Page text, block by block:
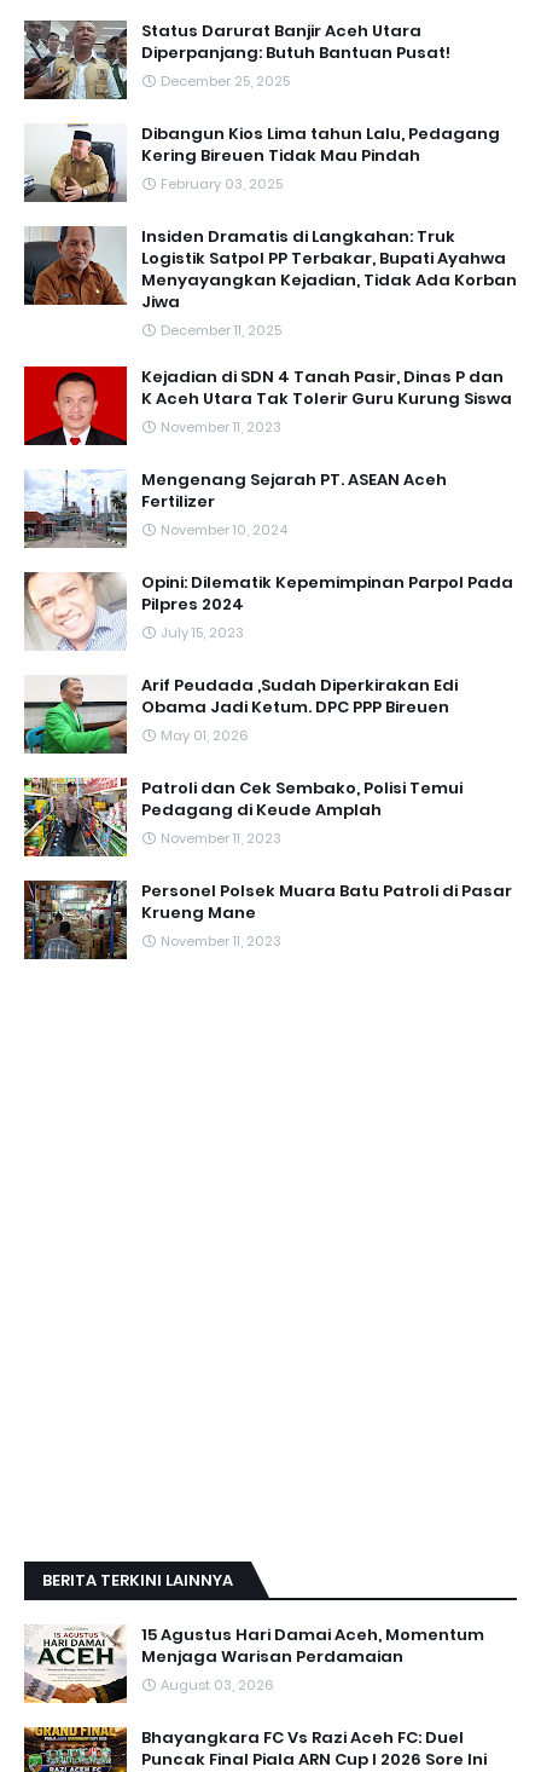
Status Darurat Banjir Aceh Utara
Diperpanjang: Butuh Bantuan Pusat!
December 25, 2025
Dibangun Kios Lima tahun Lalu, Pedagang
Kering Bireuen Tidak Mau Pindah
February 03, 2025
Insiden Dramatis di Langkahan: Truk
Logistik Satpol PP Terbakar, Bupati Ayahwa
Menyayangkan Kejadian, Tidak Ada Korban
Jiwa
December 11, 2025
Kejadian di SDN 4 Tanah Pasir, Dinas P dan
K Aceh Utara Tak Tolerir Guru Kurung Siswa
November 11, 2023
Mengenang Sejarah PT. ASEAN Aceh
Fertilizer
November 10, 2024
Opini: Dilematik Kepemimpinan Parpol Pada
Pilpres 2024
July 15, 2023
Arif Peudada ,Sudah Diperkirakan Edi
Obama Jadi Ketum. DPC PPP Bireuen
May 01, 2026
Patroli dan Cek Sembako, Polisi Temui
Pedagang di Keude Amplah
November 11, 2023
Personel Polsek Muara Batu Patroli di Pasar
Krueng Mane
November 11, 2023
BERITA TERKINI LAINNYA
15 Agustus Hari Damai Aceh, Momentum
Menjaga Warisan Perdamaian
August 03, 2026
Bhayangkara FC Vs Razi Aceh FC: Duel
Puncak Final Piala ARN Cup I 2026 Sore Ini